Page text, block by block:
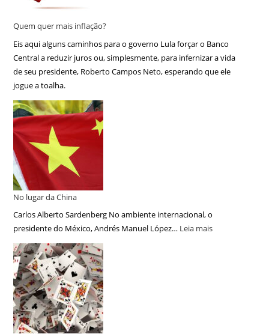
Quem quer mais inflação?
Eis aqui alguns caminhos para o governo Lula forçar o Banco
Central a reduzir juros ou, simplesmente, para infernizar a vida
de seu presidente, Roberto Campos Neto, esperando que ele
jogue a toalha.
No lugar da China
Carlos Alberto Sardenberg No ambiente internacional, o
presidente do México, Andrés Manuel López… Leia mais